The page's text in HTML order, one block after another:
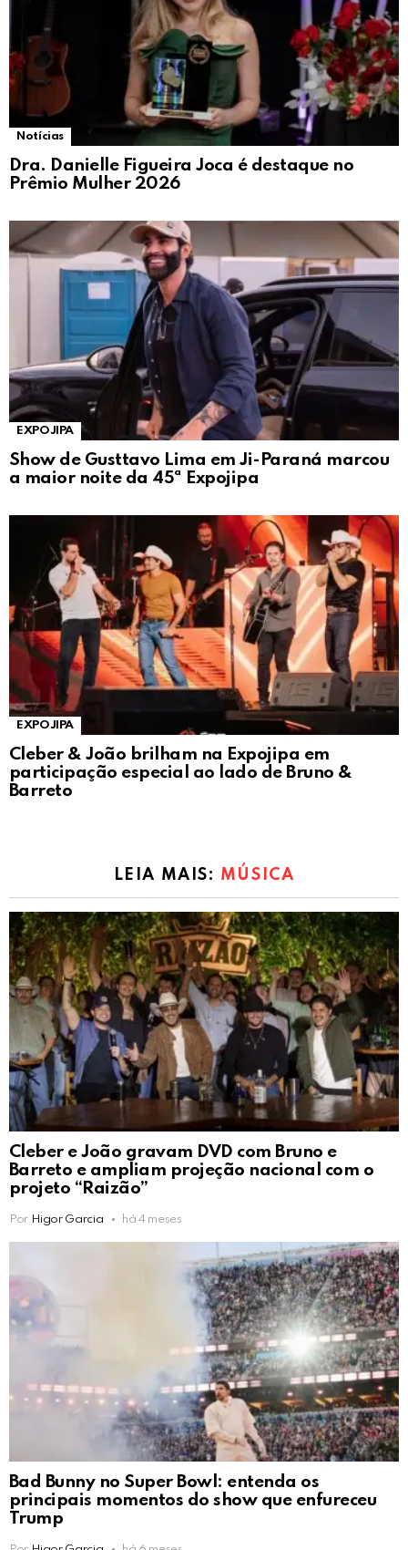
Notícias
Dra. Danielle Figueira Joca é destaque no
Prêmio Mulher 2026
EXPOJIPA
Show de Gusttavo Lima em Ji-Paraná marcou
a maior noite da 45ª Expojipa
EXPOJIPA
Cleber & João brilham na Expojipa em
participação especial ao lado de Bruno &
Barreto
LEIA MAIS: MÚSICA
Cleber e João gravam DVD com Bruno e
Barreto e ampliam projeção nacional com o
projeto “Raizão”
Por Higor Garcia há 4 meses
Bad Bunny no Super Bowl: entenda os
principais momentos do show que enfureceu
Trump